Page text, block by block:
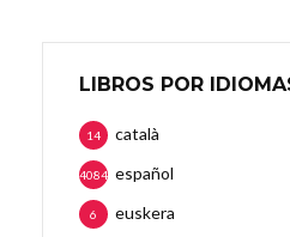
LIBROS POR
català
14
español
4084
euskera
6